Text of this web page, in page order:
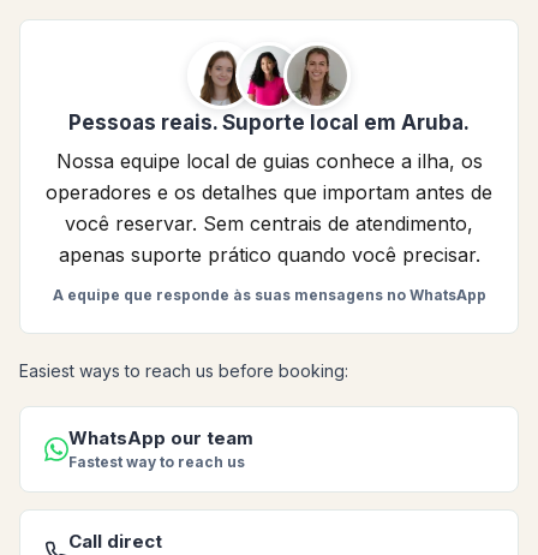
Pessoas reais. Suporte local em Aruba.
Nossa equipe local de guias conhece a ilha, os
operadores e os detalhes que importam antes de
você reservar. Sem centrais de atendimento,
apenas suporte prático quando você precisar.
A equipe que responde às suas mensagens no WhatsApp
Easiest ways to reach us before booking:
WhatsApp our team
Fastest way to reach us
Call direct